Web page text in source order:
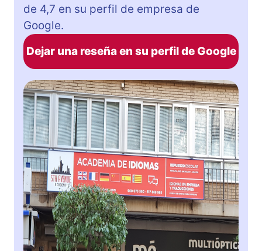
de 4,7 en su perfil de empresa de
Google.
Dejar una reseña en su perfil de Google